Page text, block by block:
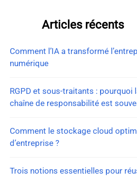
Articles récents
Comment l’IA a transformé
numérique
RGPD et sous-traitants : pourquoi
chaîne de responsabilité est
Comment le stockage cloud
d’entreprise ?
Trois notions essentielles pour